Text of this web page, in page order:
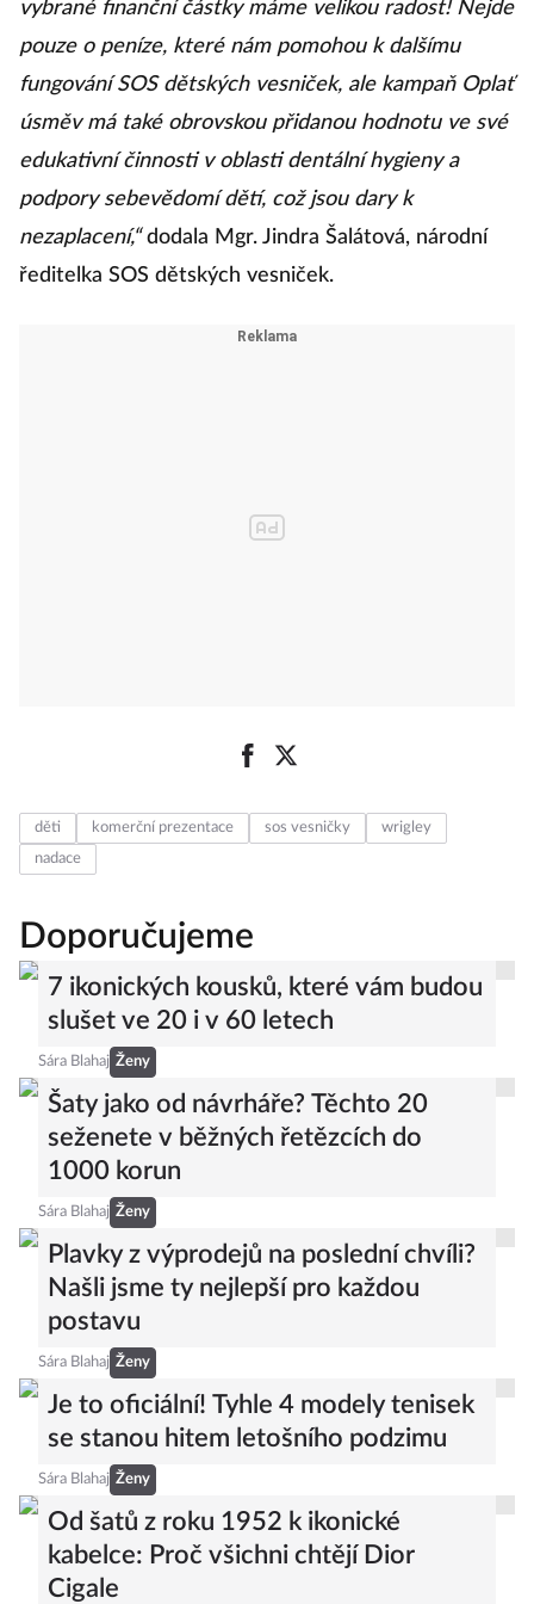
vybrané finanční částky máme velikou radost! Nejde
pouze o peníze, které nám pomohou k dalšímu
fungování SOS dětských vesniček, ale kampaň Oplať
úsměv má také obrovskou přidanou hodnotu ve své
edukativní činnosti v oblasti dentální hygieny a
podpory sebevědomí dětí, což jsou dary k
nezaplacení,“ dodala Mgr. Jindra Šalátová, národní
ředitelka SOS dětských vesniček.
děti komerční prezentace sos vesničky
wrigley
nadace
Doporučujeme
7 ikonických kousků, které vám budou
slušet ve 20 i v 60 letech
Sára Blahaj Ženy
Šaty jako od návrháře? Těchto 20
seženete v běžných řetězcích do
1000 korun
Sára Blahaj Ženy
Plavky z výprodejů na poslední chvíli?
Našli jsme ty nejlepší pro každou
postavu
Sára Blahaj Ženy
Je to oficiální! Tyhle 4 modely tenisek
se stanou hitem letošního podzimu
Sára Blahaj Ženy
Od šatů z roku 1952 k ikonické
kabelce: Proč všichni chtějí Dior
Cigale